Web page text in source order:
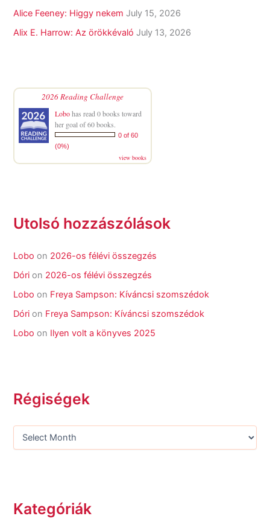
Alice Feeney: Higgy nekem July 15, 2026
Alix E. Harrow: Az örökkévaló July 13, 2026
2026 Reading Challenge
Lobohas read 0 books toward
her goal of 60 books.
0 of 60
(0%)
view books
Utolsó hozzászólások
Lobo on 2026-os félévi összegzés
Dóri on 2026-os félévi összegzés
Lobo on Freya Sampson: Kíváncsi szomszédok
Dóri on Freya Sampson: Kíváncsi szomszédok
Lobo on Ilyen volt a könyves 2025
Régiségek
Kategóriák